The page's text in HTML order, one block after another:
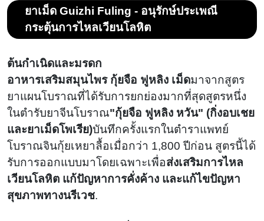
ยาเม็ด Guizhi Fuling - อนุรักษ์ประเพณี
กระตุ้นการไหลเวียนโลหิต
ต้นกำเนิดและมรดก
อาหารเสริมสมุนไพร กุ้ยจือ ฟูหลิง เม็ดมาจากสูตร
ยาแผนโบราณที่ได้รับการยกย่องมากที่สุดสูตรหนึ่ง
ในตำรับยาจีนโบราณ"กุ้ยจือ ฟูหลิง หวัน" (กิ่งอบเชย
และยาเม็ดโพเรีย)บันทึกครั้งแรกในตำราแพทย์
โบราณจินกุ้ยเหยาลื้อเมื่อกว่า 1,800 ปีก่อน สูตรนี้ได้
รับการออกแบบมาโดยเฉพาะเพื่อส่งเสริมการไหล
เวียนโลหิต แก้ปัญหาการคั่งค้าง และแก้ไขปัญหา
สุขภาพทางนรีเวช.